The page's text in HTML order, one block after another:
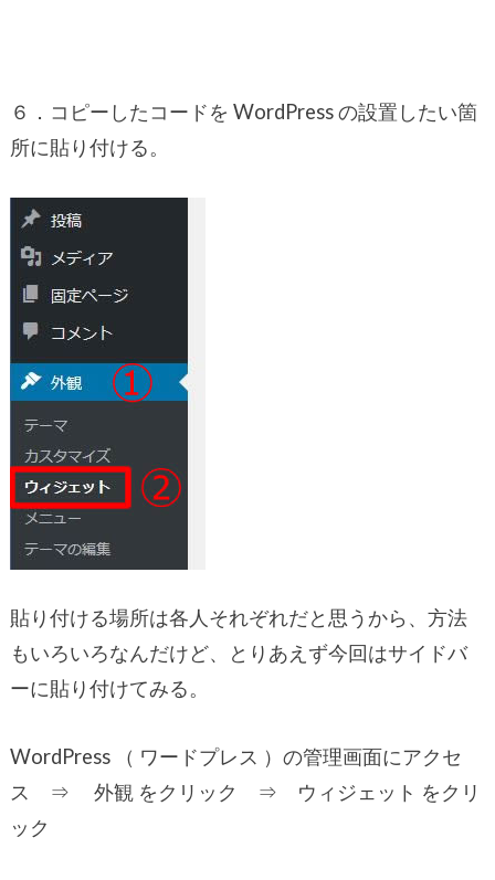
６．コピーしたコードを WordPress の設置したい箇
所に貼り付ける。
貼り付ける場所は各人それぞれだと思うから、方法
もいろいろなんだけど、とりあえず今回はサイドバ
ーに貼り付けてみる。
WordPress （ ワードプレス ）の管理画面にアクセ
ス ⇒ 外観 をクリック ⇒ ウィジェット をクリ
ック